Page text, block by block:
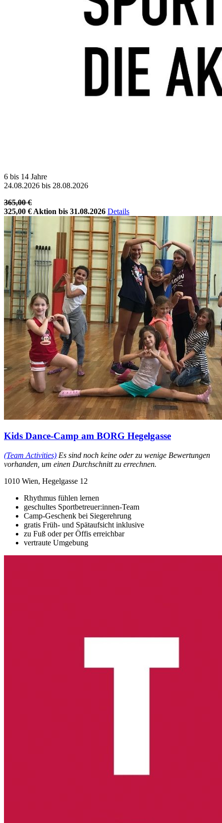
6 bis 14 Jahre
24.08.2026 bis 28.08.2026
365,00 €
325,00 € Aktion bis 31.08.2026 Details
Kids Dance-Camp am BORG Hegelgasse
(Team Activities) Es sind noch keine oder zu wenige Bewertungen
vorhanden, um einen Durchschnitt zu errechnen.
1010 Wien, Hegelgasse 12
Rhythmus fühlen lernen
geschultes Sportbetreuer:innen-Team
Camp-Geschenk bei Siegerehrung
gratis Früh- und Spätaufsicht inklusive
zu Fuß oder per Öffis erreichbar
vertraute Umgebung